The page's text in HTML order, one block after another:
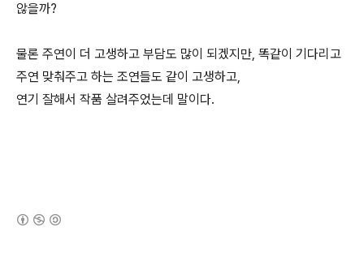
않을까?
물론 주연이 더 고생하고 부담도 많이 되겠지만, 똑같이 기다리고
주연 맞춰주고 하는 조연들도 같이 고생하고,
연기 잘해서 작품 살려주었는데 말이다.